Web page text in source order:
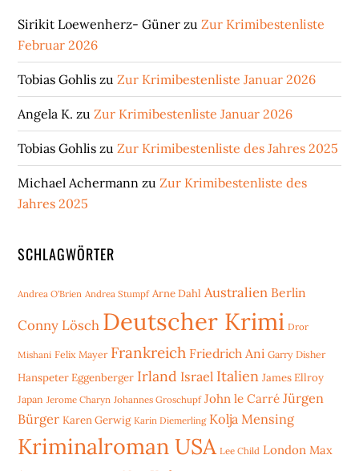
Sirikit Loewenherz- Güner zuZur Krimibestenliste
Februar 2026
Tobias Gohlis zuZur Krimibestenliste Januar 2026
Angela K. zuZur Krimibestenliste Januar 2026
Tobias Gohlis zuZur Krimibestenliste des Jahres 2025
Michael Achermann zuZur Krimibestenliste des
Jahres 2025
SCHLAGWÖRTER
Andrea O'Brien Andrea Stumpf Arne Dahl Australien Berlin
Conny Lösch Deutscher Krimi Dror
Mishani Felix Mayer Frankreich Friedrich Ani Garry Disher
Hanspeter Eggenberger Irland Israel Italien James Ellroy
Japan Jerome Charyn Johannes Groschupf John le Carré Jürgen
Bürger Karen Gerwig Karin Diemerling Kolja Mensing
Kriminalroman USA Lee Child London Max